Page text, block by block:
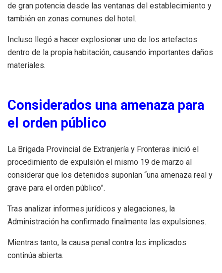
de gran potencia desde las ventanas del establecimiento y
también en zonas comunes del hotel.
Incluso llegó a hacer explosionar uno de los artefactos
dentro de la propia habitación, causando importantes daños
materiales.
Considerados una amenaza para
el orden público
La Brigada Provincial de Extranjería y Fronteras inició el
procedimiento de expulsión el mismo 19 de marzo al
considerar que los detenidos suponían “una amenaza real y
grave para el orden público”.
Tras analizar informes jurídicos y alegaciones, la
Administración ha confirmado finalmente las expulsiones.
Mientras tanto, la causa penal contra los implicados
continúa abierta.